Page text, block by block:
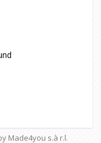
Made4you s.à r.l.